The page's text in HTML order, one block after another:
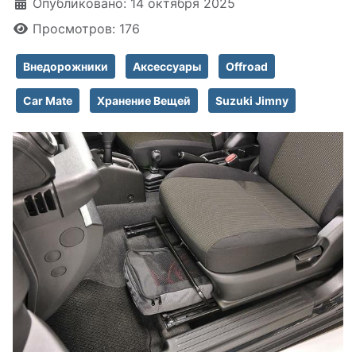
Опубликовано: 14 октября 2025
Просмотров: 176
Внедорожники Аксессуары Offroad
Car Mate Хранение Вещей Suzuki Jimny